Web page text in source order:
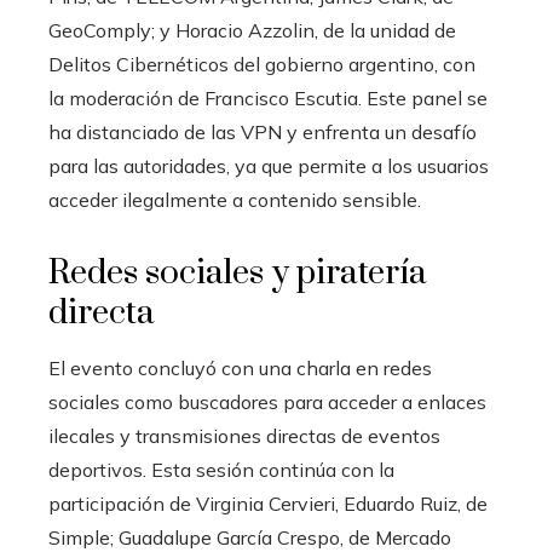
GeoComply; y Horacio Azzolin, de la unidad de
Delitos Cibernéticos del gobierno argentino, con
la moderación de Francisco Escutia. Este panel se
ha distanciado de las VPN y enfrenta un desafío
para las autoridades, ya que permite a los usuarios
acceder ilegalmente a contenido sensible.
Redes sociales y piratería
directa
El evento concluyó con una charla en redes
sociales como buscadores para acceder a enlaces
ilecales y transmisiones directas de eventos
deportivos. Esta sesión continúa con la
participación de Virginia Cervieri, Eduardo Ruiz, de
Simple; Guadalupe García Crespo, de Mercado